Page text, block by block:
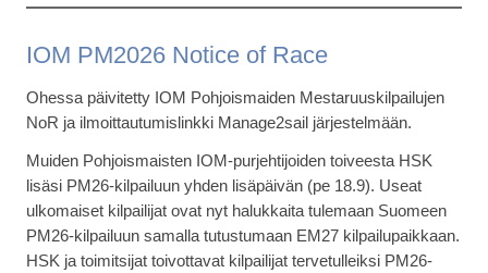
IOM PM2026 Notice of Race
Ohessa päivitetty IOM Pohjoismaiden Mestaruuskilpailujen
NoR ja ilmoittautumislinkki Manage2sail järjestelmään.
Muiden Pohjoismaisten IOM-purjehtijoiden toiveesta HSK
lisäsi PM26-kilpailuun yhden lisäpäivän (pe 18.9). Useat
ulkomaiset kilpailijat ovat nyt halukkaita tulemaan Suomeen
PM26-kilpailuun samalla tutustumaan EM27 kilpailupaikkaan.
HSK ja toimitsijat toivottavat kilpailijat tervetulleiksi PM26-